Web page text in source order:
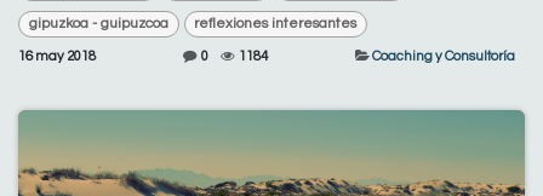
gipuzkoa - guipuzcoa reflexiones interesantes
16 may 2018 0 1184 Coaching y Consultoría